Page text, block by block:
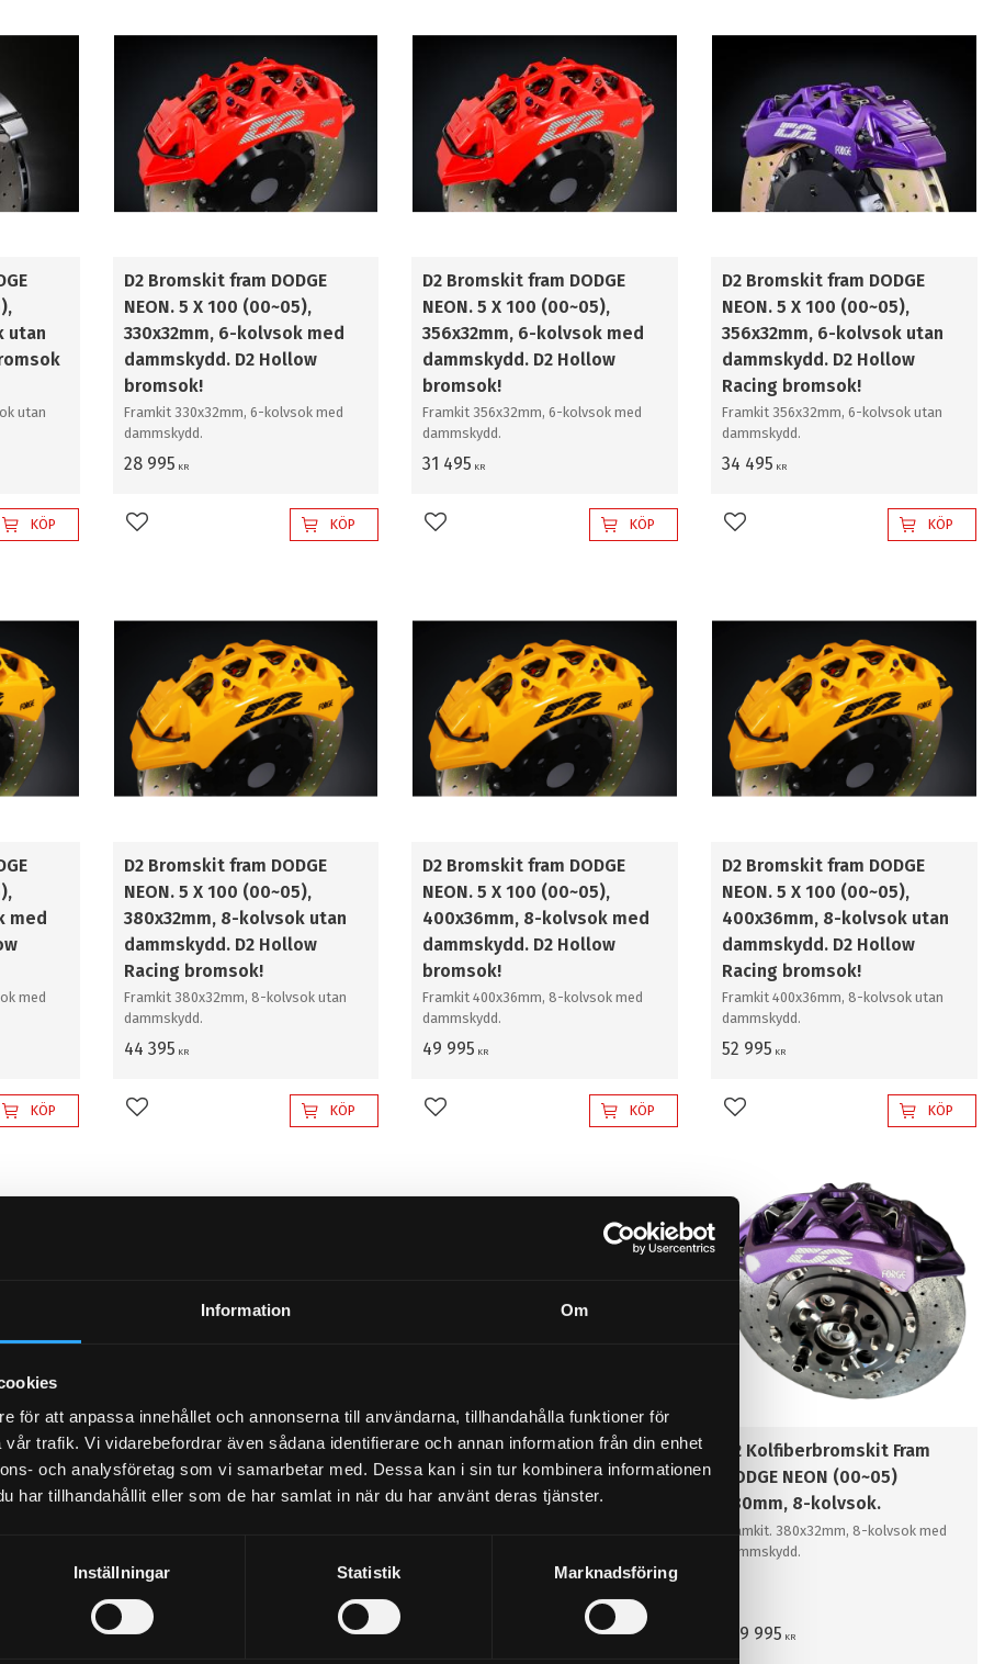
Information Om
för att anpassa innehållet och annonserna till användarna, tillhandahålla funktioner för
trafik. Vi vidarebefordrar även sådana identifierare och annan information från din enhet
och analysföretag som vi samarbetar med. Dessa kan i sin tur kombinera informationen
har tillhandahållit eller som de har samlat in när du har använt deras tjänster.
Inställningar Statistik Marknadsföring
444mm
utan
utan
KÖP
D2 Bromskit fram DODGE
NEON. 5 X 100 (00~05),
330x32mm, 6-kolvsok med
dammskydd. D2 Hollow
bromsok!
Framkit 330x32mm, 6-kolvsok med
dammskydd.
28 995 KR
Lägg till i favoriter KÖP
D2 Bromskit fram DODGE
NEON. 5 X 100 (00~05),
356x32mm, 6-kolvsok med
dammskydd. D2 Hollow
bromsok!
Framkit 356x32mm, 6-kolvsok med
dammskydd.
31 495 KR
Lägg till i favoriter KÖP
D2 Bromskit fram DODGE
NEON. 5 X 100 (00~05),
356x32mm, 6-kolvsok utan
dammskydd. D2 Hollow
Racing bromsok!
Framkit 356x32mm, 6-kolvsok utan
dammskydd.
34 495 KR
Lägg till i favoriter KÖP
med
med
KÖP
D2 Bromskit fram DODGE
NEON. 5 X 100 (00~05),
380x32mm, 8-kolvsok utan
dammskydd. D2 Hollow
Racing bromsok!
Framkit 380x32mm, 8-kolvsok utan
dammskydd.
44 395 KR
Lägg till i favoriter KÖP
D2 Bromskit fram DODGE
NEON. 5 X 100 (00~05),
400x36mm, 8-kolvsok med
dammskydd. D2 Hollow
bromsok!
Framkit 400x36mm, 8-kolvsok med
dammskydd.
49 995 KR
Lägg till i favoriter KÖP
D2 Bromskit fram DODGE
NEON. 5 X 100 (00~05),
400x36mm, 8-kolvsok utan
dammskydd. D2 Hollow
Racing bromsok!
Framkit 400x36mm, 8-kolvsok utan
dammskydd.
52 995 KR
Lägg till i favoriter KÖP
utan
utan
D2 Bromskit fram DODGE
NEON. 5 X 100 (00~05),
444x36mm, 12-kolvsok med
Framkit 444x36mm, 12-kolvsok med
dammskydd.
69 995
D2 Bromskit fram DODGE
NEON. 5 X 100 (00~05),
444x36mm, 12-kolvsok utan
Framkit 444x36mm, 12-kolvsok utan
D2 Kolfiberbromskit Fram
DODGE NEON (00~05)
380mm, 8-kolvsok.
Framkit. 380x32mm, 8-kolvsok med
dammskydd.
149 995 KR